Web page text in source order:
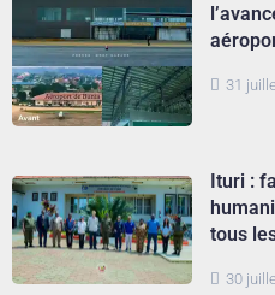
31
30
Ituri :
tous